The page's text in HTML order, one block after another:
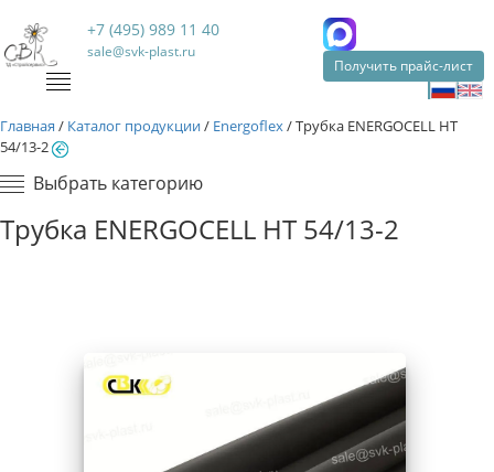
+7 (495) 989 11 40
sale@svk-plast.ru
Получить прайс-лист
Главная / Каталог продукции/ Energoflex/Трубка ENERGOCELL HT
54/13-2
Выбрать категорию
Трубка ENERGOCELL HT 54/13-2